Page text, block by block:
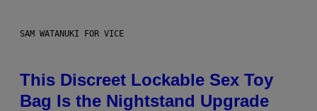
SAM WATANUKI FOR VICE
This Discreet Lockable Sex Toy
Bag Is the Nightstand Upgrade